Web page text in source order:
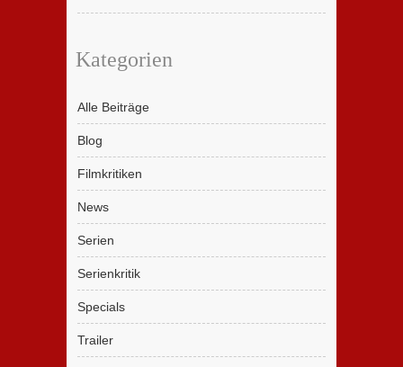
Kategorien
Alle Beiträge
Blog
Filmkritiken
News
Serien
Serienkritik
Specials
Trailer